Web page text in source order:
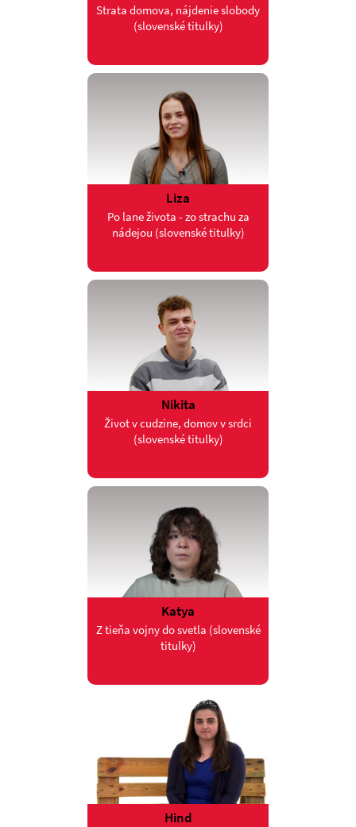
Strata domova, nájdenie slobody
(slovenské titulky)
Liza
Po lane života - zo strachu za
nádejou (slovenské titulky)
Nikita
Život v cudzine, domov v srdci
(slovenské titulky)
Katya
Z tieňa vojny do svetla (slovenské
titulky)
Hind